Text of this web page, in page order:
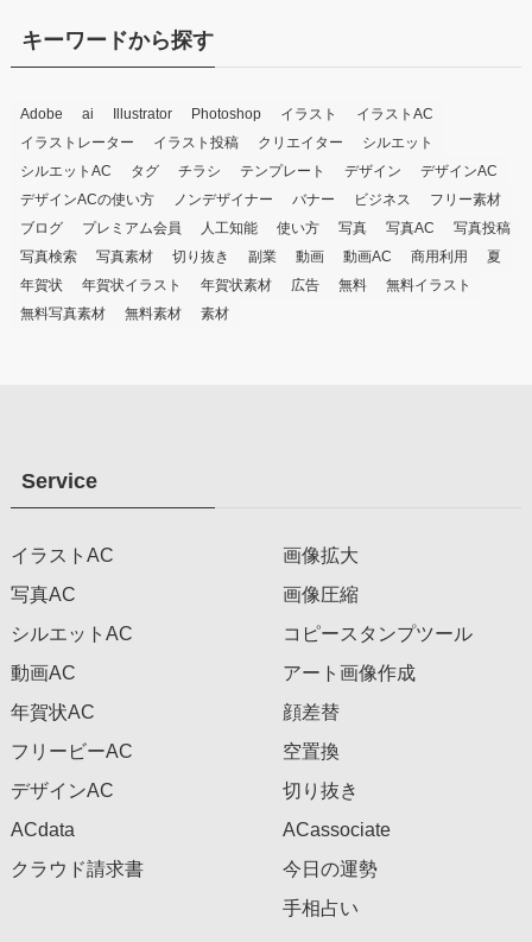
キーワードから探す
Adobe ai Illustrator Photoshop イラスト
イラストAC
イラストレーター
イラスト投稿 クリエイター
シルエット
シルエットAC
タグ チラシ テンプレート デザイン
デザインAC
デザインACの使い方
ノンデザイナー バナー ビジネス
フリー素材
ブログ
プレミアム会員 人工知能 使い方 写真 写真AC
写真投稿
写真検索
写真素材 切り抜き 副業 動画 動画AC 商用利用
夏
年賀状
年賀状イラスト 年賀状素材 広告 無料
無料イラスト
無料写真素材
無料素材 素材
Service
イラストAC
写真AC
シルエットAC
動画AC
年賀状AC
フリービーAC
デザインAC
ACdata
クラウド請求書
画像拡大
画像圧縮
コピースタンプツール
アート画像作成
顔差替
空置換
切り抜き
ACassociate
今日の運勢
手相占い